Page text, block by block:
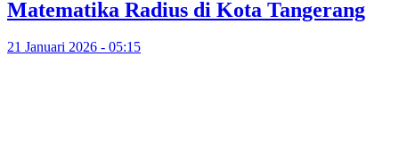
Matematika Radius di Kota Tangerang
21 Januari 2026 - 05:15